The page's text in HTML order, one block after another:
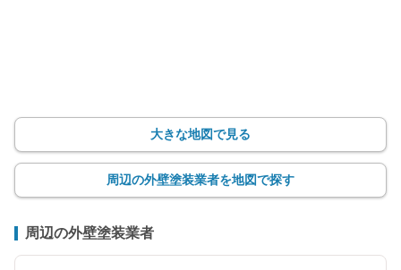
大きな地図で見る
周辺の外壁塗装業者を地図で探す
周辺の外壁塗装業者